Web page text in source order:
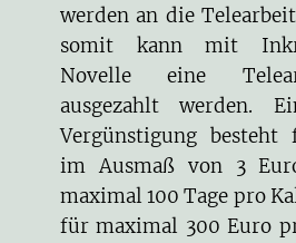
werden an die
somit kann mit
Novelle eine
ausgezahlt werden.
Vergünstigung besteht
im Ausmaß von 3
maximal 100 Tage pro
für maximal 300 Euro